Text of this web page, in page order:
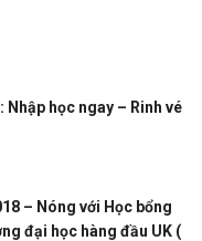
Nhập học ngay – Rinh vé
– Nóng với Học bổng
đại học hàng đầu UK (